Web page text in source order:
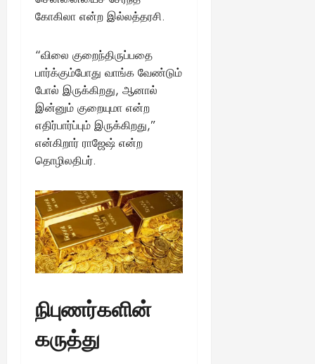
கோகிலா என்ற இல்லத்தரசி.
“விலை குறைந்திருப்பதை
பார்க்கும்போது வாங்க வேண்டும்
போல் இருக்கிறது, ஆனால்
இன்னும் குறையுமா என்ற
எதிர்பார்ப்பும் இருக்கிறது,”
என்கிறார் ராஜேஷ் என்ற
தொழிலதிபர்.
நிபுணர்களின்
கருத்து